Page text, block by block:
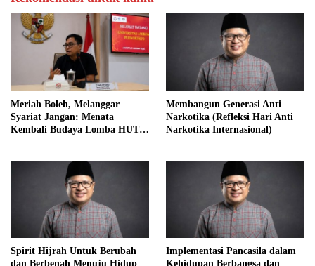
Meriah Boleh, Melanggar
Syariat Jangan: Menata
Kembali Budaya Lomba HUT
Membangun Generasi Anti
Narkotika (Refleksi Hari Anti
Narkotika Internasional)
Spirit Hijrah Untuk Berubah
dan Berbenah Menuju Hidup
Implementasi Pancasila dalam
Kehidupan Berbangsa dan